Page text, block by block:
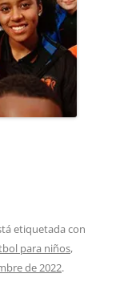
etiquetada con
para niños,
de 2022.